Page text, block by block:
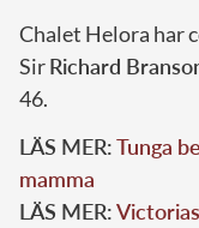
Chalet Helora har
SirRichard
46.
LÄS MER:Tunga
mamma
LÄS MER: